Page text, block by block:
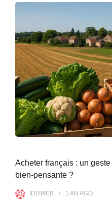
Acheter français : un
bien-pensante ?
IDDWEB 1 AN AGO